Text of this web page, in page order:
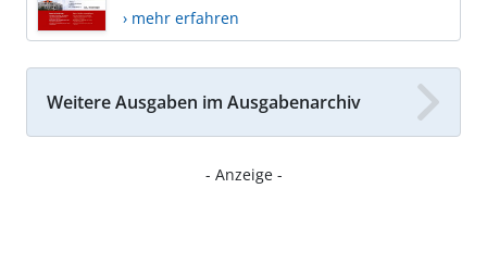
› mehr erfahren
Weitere Ausgaben im Ausgabenarchiv
- Anzeige -